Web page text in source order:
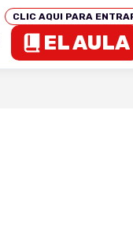
CLIC AQUI PARA
EL AULA